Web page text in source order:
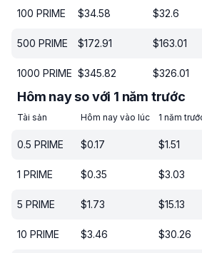
100 PRIME $34.58 $32.6
500 PRIME $172.91 $163.01
1000 PRIME $345.82 $326.01
Hôm nay so với 1 năm trước
Tài sản Hôm nay vào lúc 1 năm
0.5 PRIME $0.17 $1.51
1 PRIME $0.35 $3.03
5 PRIME $1.73 $15.13
10 PRIME $3.46 $30.26